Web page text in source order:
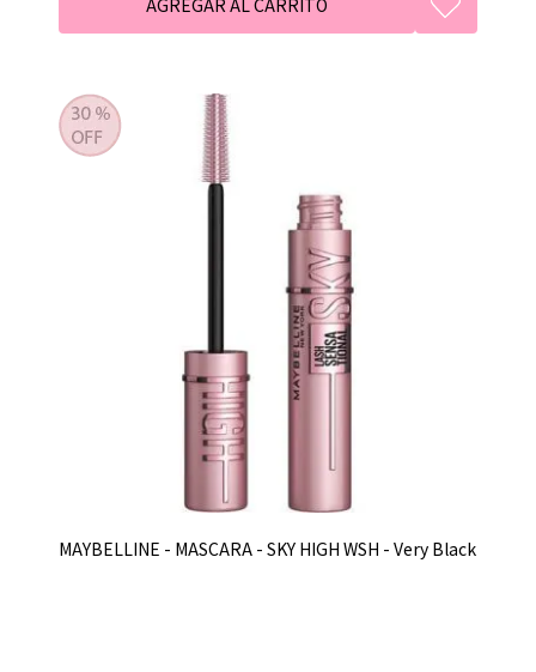
MAYBELLINE - MASCARA - SKY HIGH WSH - Very Black